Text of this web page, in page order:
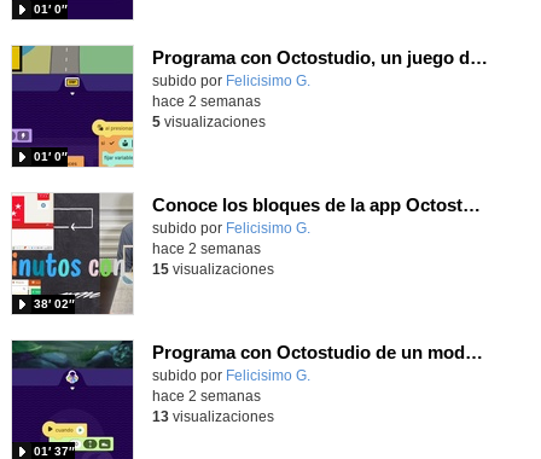
01′ 0″
Programa con Octostudio, un juego de Educación Víal cruzando un paso de cebra.
Contenido educativo.
subido por Felicisimo G.
01′ 0″
hace 2 semanas
5visualizaciones
Conoce los bloques de la app Octostudio, gratuito, offline y para tu tablet y móvil - Contenido educativo
Contenido educativo.
subido por Felicisimo G.
38′ 02″
hace 2 semanas
15visualizaciones
Programa con Octostudio de un modo sencillo, offline y gratuito
Contenido educativo.
subido por Felicisimo G.
01′ 37″
hace 2 semanas
13visualizaciones